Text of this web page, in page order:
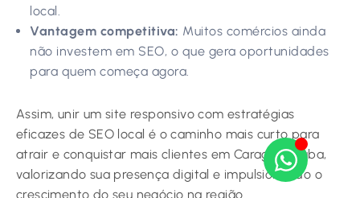
local.
Vantagem competitiva: Muitos comércios ainda
não investem em SEO, o que gera oportunidades
para quem começa agora.
Assim, unir um site responsivo com estratégias
eficazes de SEO local é o caminho mais curto para
atrair e conquistar mais clientes em Caraguatatuba,
valorizando sua presença digital e impulsionando o
crescimento do seu negócio na região.